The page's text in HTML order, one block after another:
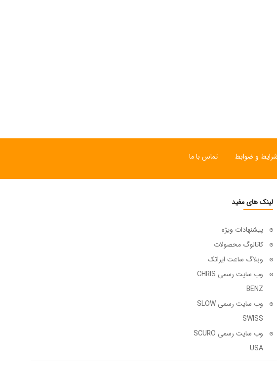
شرایط و ضوابط تماس با ما
لینک های مفید
پیشنهادات ویژه
کاتالوگ محصولات
وبلاگ ساعت ایراتک
وب سایت رسمی CHRIS
BENZ
وب سایت رسمی SLOW
SWISS
وب سایت رسمی SCURO
USA